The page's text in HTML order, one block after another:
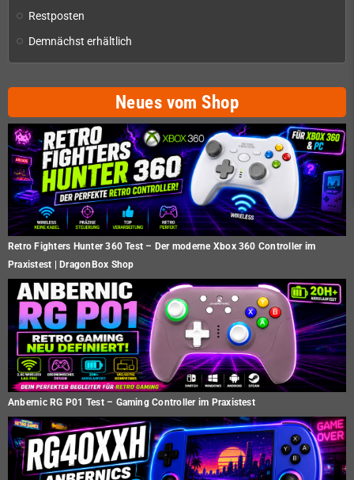
Restposten
Demnächst erhältlich
Neues vom Shop
Retro Fighters Hunter 360 Test – Der moderne Xbox 360 Controller im
Praxistest | DragonBox Shop
Anbernic RG P01 Test – Gaming Controller im Praxistest